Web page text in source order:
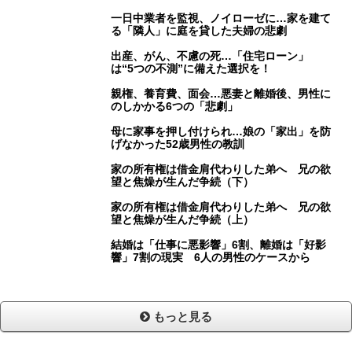
一日中業者を監視、ノイローゼに…家を建て
る「隣人」に庭を貸した夫婦の悲劇
出産、がん、不慮の死…「住宅ローン」
は“5つの不測”に備えた選択を！
親権、養育費、面会…悪妻と離婚後、男性に
のしかかる6つの「悲劇」
母に家事を押し付けられ…娘の「家出」を防
げなかった52歳男性の教訓
家の所有権は借金肩代わりした弟へ 兄の欲
望と焦燥が生んだ争続（下）
家の所有権は借金肩代わりした弟へ 兄の欲
望と焦燥が生んだ争続（上）
結婚は「仕事に悪影響」6割、離婚は「好影
響」7割の現実 6人の男性のケースから
もっと見る